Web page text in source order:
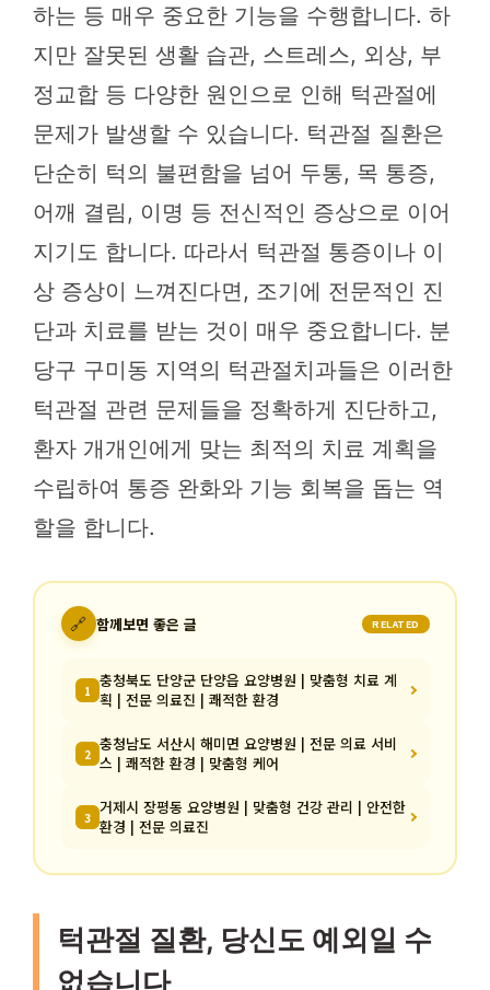
하는 등 매우 중요한 기능을 수행합니다. 하
지만 잘못된 생활 습관, 스트레스, 외상, 부
정교합 등 다양한 원인으로 인해 턱관절에
문제가 발생할 수 있습니다. 턱관절 질환은
단순히 턱의 불편함을 넘어 두통, 목 통증,
어깨 결림, 이명 등 전신적인 증상으로 이어
지기도 합니다. 따라서 턱관절 통증이나 이
상 증상이 느껴진다면, 조기에 전문적인 진
단과 치료를 받는 것이 매우 중요합니다. 분
당구 구미동 지역의 턱관절치과들은 이러한
턱관절 관련 문제들을 정확하게 진단하고,
환자 개개인에게 맞는 최적의 치료 계획을
수립하여 통증 완화와 기능 회복을 돕는 역
할을 합니다.
🔗 함께보면 좋은 글 RELATED
1 충청북도 단양군 단양읍 요양병원 | 맞춤형 치료 계
획 | 전문 의료진 | 쾌적한 환경
2 충청남도 서산시 해미면 요양병원 | 전문 의료 서비
스 | 쾌적한 환경 | 맞춤형 케어
3 거제시 장평동 요양병원 | 맞춤형 건강 관리 | 안전한
환경 | 전문 의료진
턱관절 질환, 당신도 예외일 수
없습니다